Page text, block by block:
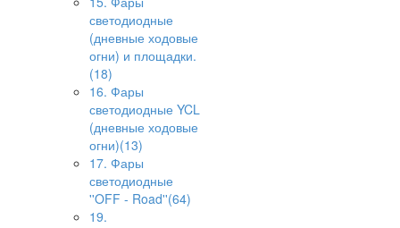
светодиодные
(дневные ходовые
огни) и площадки.
(18)
16. Фары
светодиодные YCL
(дневные ходовые
огни)(13)
17. Фары
светодиодные
''OFF - Road''(64)
19.